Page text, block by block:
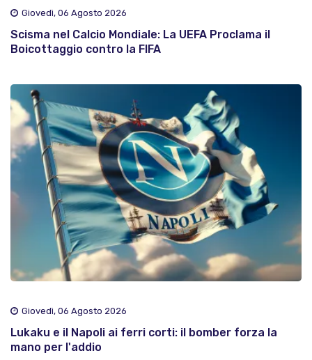
Giovedì, 06 Agosto 2026
Scisma nel Calcio Mondiale: La UEFA Proclama il
Boicottaggio contro la FIFA
Giovedì, 06 Agosto 2026
Lukaku e il Napoli ai ferri corti: il bomber forza la
mano per l'addio